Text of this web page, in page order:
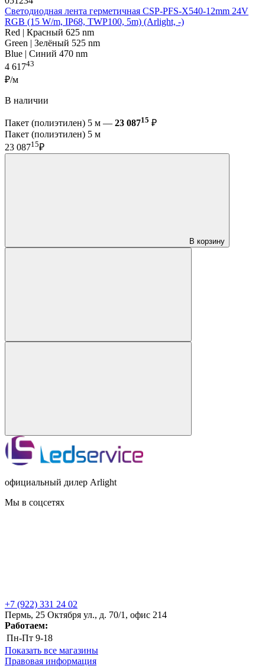
Светодиодная лента герметичная CSP-PFS-X540-12mm 24V
RGB (15 W/m, IP68, TWP100, 5m) (Arlight, -)
Red | Красный 625 nm
Green | Зелёный 525 nm
Blue | Синий 470 nm
4 61743
₽/м
В наличии
Пакет (полиэтилен) 5 м — 23 08715 ₽
Пакет (полиэтилен) 5 м
23 08715₽
В корзину
официальный дилер Arlight
Мы в соцсетях
+7 (922) 331 24 02
Пермь, 25 Октября ул., д. 70/1, офис 214
Работаем:
Пн-Пт 9-18
Показать все магазины
Правовая информация